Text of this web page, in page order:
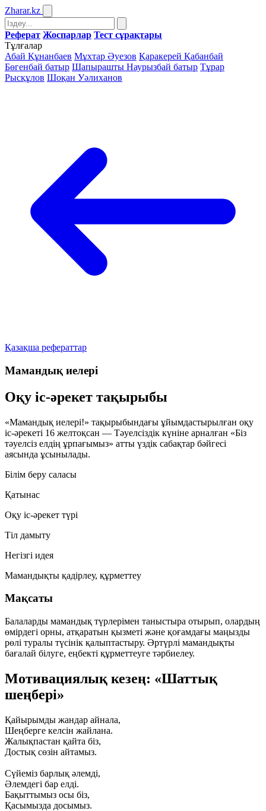
Zharar.kz
Реферат Жоспарлар Тест сұрақтары
Тұлғалар
Абай Құнанбаев Мұхтар Әуезов Қаракерей Қабанбай
Бөгенбай батыр Шапырашты Наурызбай батыр Тұрар
Рысқұлов Шоқан Уәлиханов
Қазақша рефераттар
Мамандық иелері
Оқу іс-әрекет тақырыбы
«Мамандық иелері!» тақырыбындағы ұйымдастырылған оқу
іс-әрекеті 16 желтоқсан — Тәуелсіздік күніне арналған «Біз
тәуелсіз елдің ұрпағымыз» атты үздік сабақтар бәйгесі
аясында ұсынылады.
Білім беру саласы
Қатынас
Оқу іс-әрекет түрі
Тіл дамыту
Негізгі идея
Мамандықты қадірлеу, құрметтеу
Мақсаты
Балаларды мамандық түрлерімен таныстыра отырып, олардың
өмірдегі орны, атқаратын қызметі және қоғамдағы маңызды
рөлі туралы түсінік қалыптастыру. Әртүрлі мамандықты
бағалай білуге, еңбекті құрметтеуге тәрбиелеу.
Мотивациялық кезең: «Шаттық
шеңбері»
Қайырымды жандар айнала,
Шеңберге келсін жайлана.
Жалықпастан қайта біз,
Достық сөзін айтамыз.
Сүйеміз барлық әлемді,
Әлемдегі бар елді.
Бақыттымыз осы біз,
Қасымызда досымыз.